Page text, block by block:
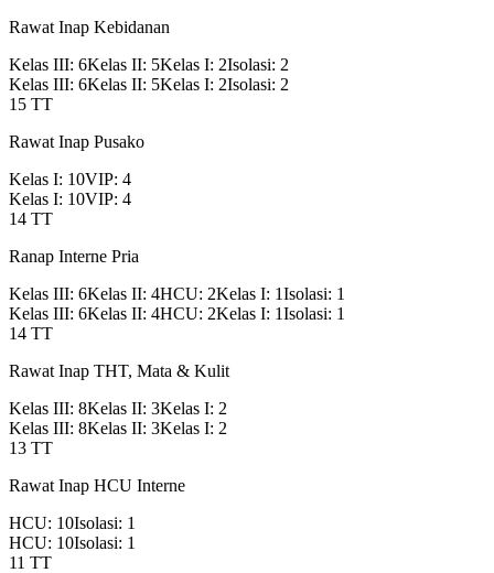
Rawat Inap Kebidanan
Kelas III: 6Kelas II: 5Kelas I: 2Isolasi: 2
Kelas III: 6Kelas II: 5Kelas I: 2Isolasi: 2
15 TT
Rawat Inap Pusako
Kelas I: 10VIP: 4
Kelas I: 10VIP: 4
14 TT
Ranap Interne Pria
Kelas III: 6Kelas II: 4HCU: 2Kelas I: 1Isolasi: 1
Kelas III: 6Kelas II: 4HCU: 2Kelas I: 1Isolasi: 1
14 TT
Rawat Inap THT, Mata & Kulit
Kelas III: 8Kelas II: 3Kelas I: 2
Kelas III: 8Kelas II: 3Kelas I: 2
13 TT
Rawat Inap HCU Interne
HCU: 10Isolasi: 1
HCU: 10Isolasi: 1
11 TT